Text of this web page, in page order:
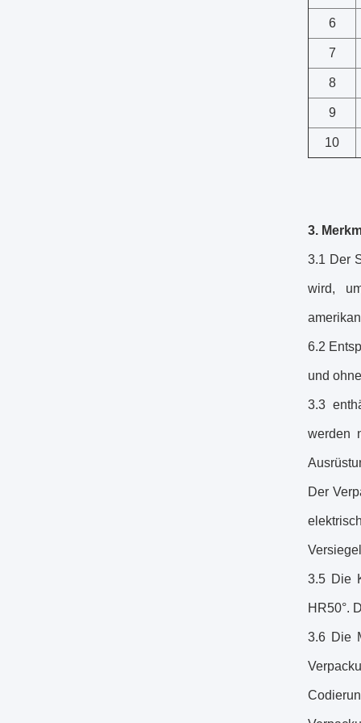
6
7
8
9
10
3.
3.1 Der
wird,
6.2
und
3.3
werden
Der
3.5 Die
HR50°.
3.6 Die